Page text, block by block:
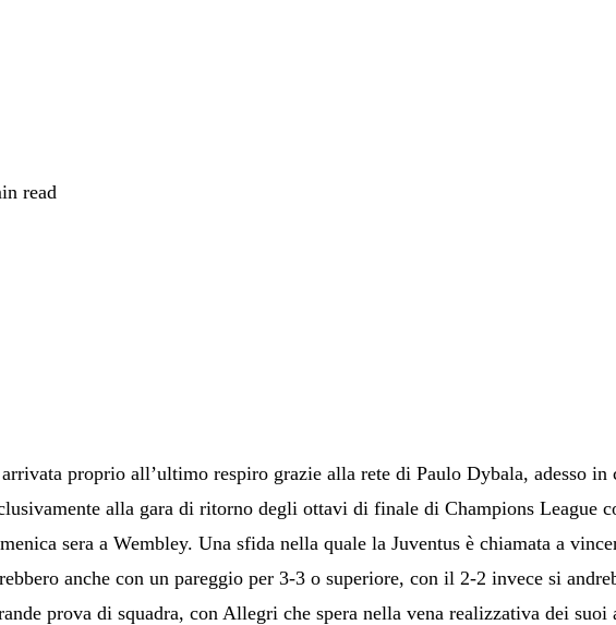
read
proprio all’ultimo respiro grazie alla rete di Paulo Dybala, adesso in
alla gara di ritorno degli ottavi di finale di Champions League
sera a Wembley. Una sfida nella quale la Juventus è chiamata a
anche con un pareggio per 3-3 o superiore, con il 2-2 invece si
prova di squadra, con Allegri che spera nella vena realizzativa dei suoi